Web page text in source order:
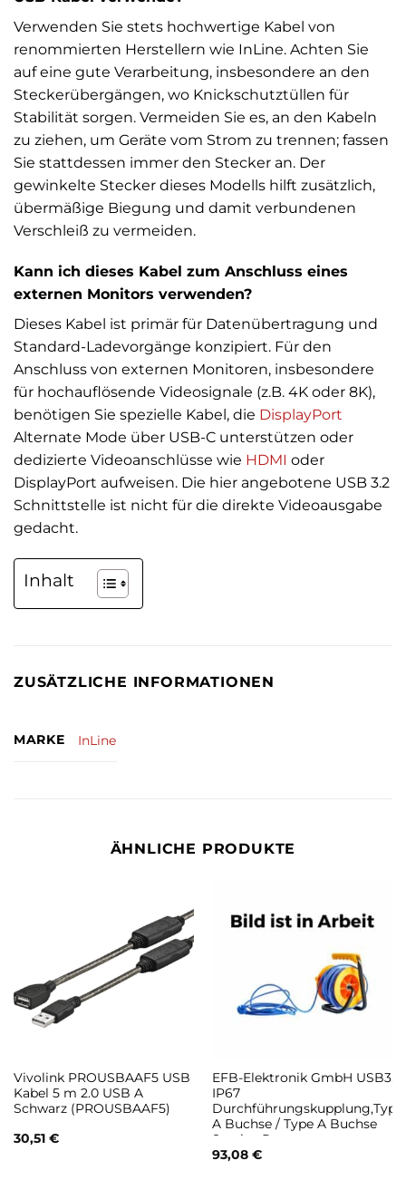
Verwenden Sie stets hochwertige Kabel von
renommierten Herstellern wie InLine. Achten Sie
auf eine gute Verarbeitung, insbesondere an den
Steckerübergängen, wo Knickschutztüllen für
Stabilität sorgen. Vermeiden Sie es, an den Kabeln
zu ziehen, um Geräte vom Strom zu trennen; fassen
Sie stattdessen immer den Stecker an. Der
gewinkelte Stecker dieses Modells hilft zusätzlich,
übermäßige Biegung und damit verbundenen
Verschleiß zu vermeiden.
Kann ich dieses Kabel zum Anschluss eines
externen Monitors verwenden?
Dieses Kabel ist primär für Datenübertragung und
Standard-Ladevorgänge konzipiert. Für den
Anschluss von externen Monitoren, insbesondere
für hochauflösende Videosignale (z.B. 4K oder 8K),
benötigen Sie spezielle Kabel, die DisplayPort
Alternate Mode über USB-C unterstützen oder
dedizierte Videoanschlüsse wie HDMI oder
DisplayPort aufweisen. Die hier angebotene USB 3.2
Schnittstelle ist nicht für die direkte Videoausgabe
gedacht.
Inhalt
ZUSÄTZLICHE INFORMATIONEN
MARKE InLine
ÄHNLICHE PRODUKTE
Vivolink PROUSBAAF5 USB
Kabel 5 m 2.0 USB A
Schwarz (PROUSBAAF5)
30,51 €
EFB-Elektronik GmbH USB3.0
IP67
Durchführungskupplung,Type
A Buchse / Type A Buchse
Service Port
(IP67DFKUSBFLHS)
93,08 €